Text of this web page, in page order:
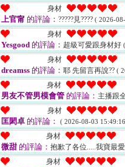
身材
上官甯 的評論： ?????見???? ( 2026-
身材
Yesgood 的評論： 超級可愛跟身材好
身材
dreamss 的評論： 耶 先留言再說?? (
身材
男友不管男模會管 的評論： 主播跟
身材
匡閎卓 的評論： ( 2026-08-03
身材
微甜 的評論： 抱歉了各位.....我寶最
身材